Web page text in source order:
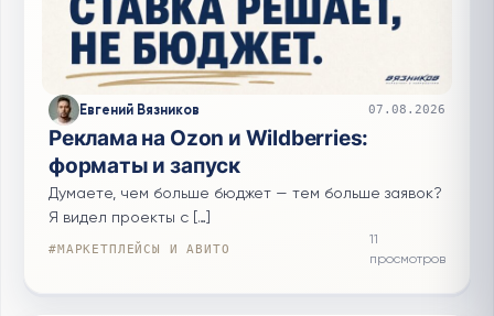
Евгений Вязников 07.08.2026
Реклама на Ozon и Wildberries:
форматы и запуск
Думаете, чем больше бюджет — тем больше заявок?
Я видел проекты с […]
#МАРКЕТПЛЕЙСЫ И АВИТО
11
просмотров